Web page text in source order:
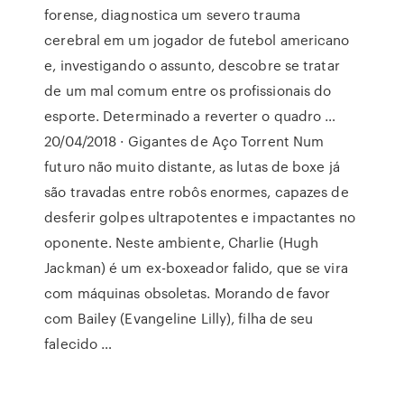
forense, diagnostica um severo trauma
cerebral em um jogador de futebol americano
e, investigando o assunto, descobre se tratar
de um mal comum entre os profissionais do
esporte. Determinado a reverter o quadro …
20/04/2018 · Gigantes de Aço Torrent Num
futuro não muito distante, as lutas de boxe já
são travadas entre robôs enormes, capazes de
desferir golpes ultrapotentes e impactantes no
oponente. Neste ambiente, Charlie (Hugh
Jackman) é um ex-boxeador falido, que se vira
com máquinas obsoletas. Morando de favor
com Bailey (Evangeline Lilly), filha de seu
falecido …